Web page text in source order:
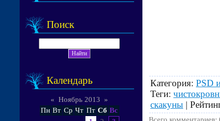
Поиск
Календарь
« Ноябрь 2013
»
Пн Вт Ср Чт Пт Сб Вс
Категория: PSD
Теги:
скакуны |
Всего комментариев: